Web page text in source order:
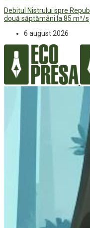
Debitul Nistrului spre
două săptămâni la 85 m³/s
6 august 2026